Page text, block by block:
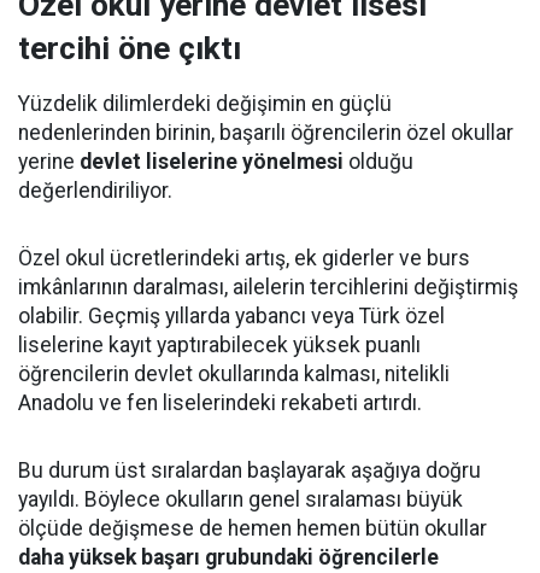
tercihi öne çıktı
Yüzdelik dilimlerdeki değişimin en güçlü
nedenlerinden birinin, başarılı öğrencilerin özel okullar
yerine devlet liselerine yönelmesi olduğu
değerlendiriliyor.
Özel okul ücretlerindeki artış, ek giderler ve burs
imkânlarının daralması, ailelerin tercihlerini değiştirmiş
olabilir. Geçmiş yıllarda yabancı veya Türk özel
liselerine kayıt yaptırabilecek yüksek puanlı
öğrencilerin devlet okullarında kalması, nitelikli
Anadolu ve fen liselerindeki rekabeti artırdı.
Bu durum üst sıralardan başlayarak aşağıya doğru
yayıldı. Böylece okulların genel sıralaması büyük
ölçüde değişmese de hemen hemen bütün okullar
daha yüksek başarı grubundaki öğrencilerle